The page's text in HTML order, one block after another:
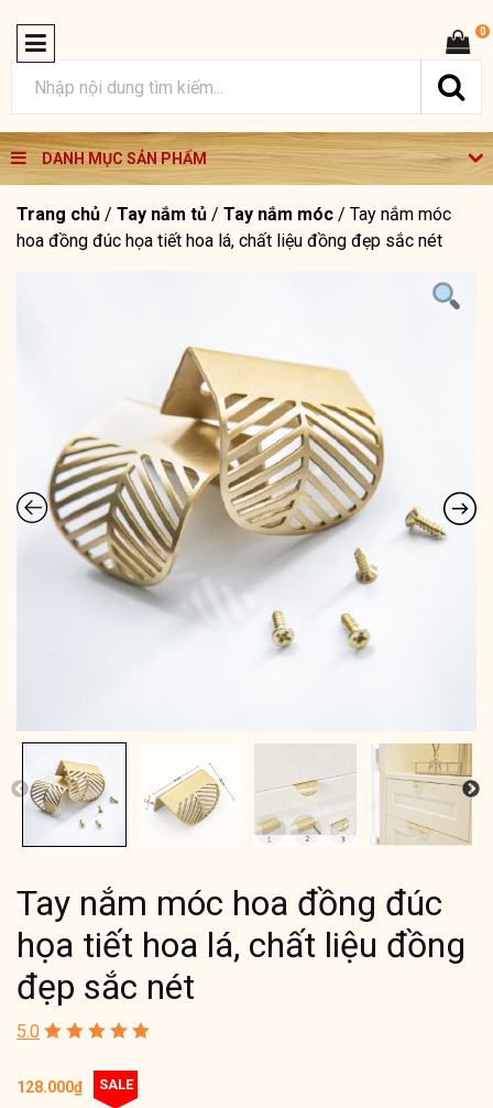
0
DANH MỤC SẢN PHẨM
Trang chủ / Tay nắm tủ / Tay nắm móc / Tay nắm móc
hoa đồng đúc họa tiết hoa lá, chất liệu đồng đẹp sắc nét
Tay nắm móc hoa đồng đúc
họa tiết hoa lá, chất liệu đồng
đẹp sắc nét
5.0
128.000₫ SALE